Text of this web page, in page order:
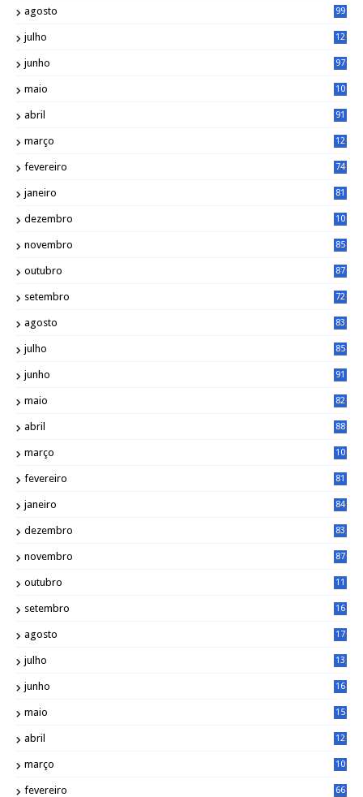
agosto 99
julho
12
junho 97
maio
10
abril 91
março
12
fevereiro 74
janeiro 81
dezembro
10
novembro 85
outubro 87
setembro 72
agosto 83
julho 85
junho 91
maio 82
abril 88
março
10
fevereiro 81
janeiro 84
dezembro 83
novembro 87
outubro
11
setembro
16
agosto
17
julho
13
junho
16
maio
15
abril
12
março
10
fevereiro 66